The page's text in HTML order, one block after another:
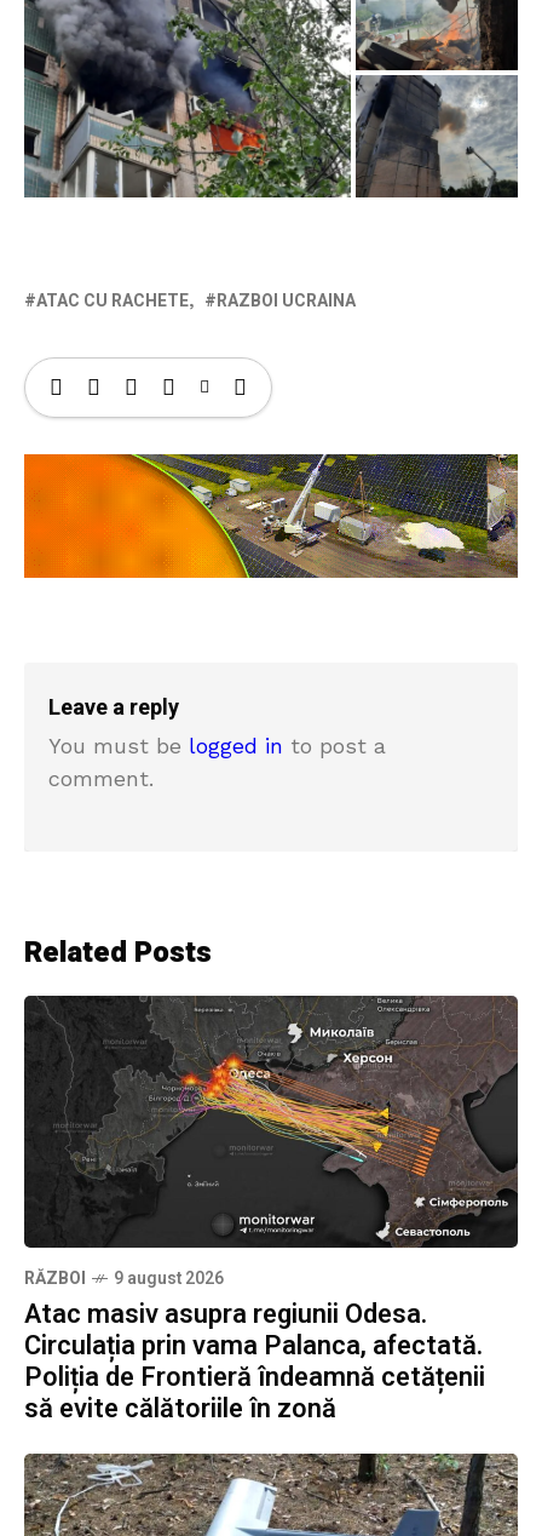
ATAC CU RACHETE RAZBOI UCRAINA
Leave a reply
You must be logged in to post a
comment.
Related Posts
RĂZBOI 9 august 2026
Atac masiv asupra regiunii Odesa.
Circulația prin vama Palanca, afectată.
Poliția de Frontieră îndeamnă cetățenii
să evite călătoriile în zonă